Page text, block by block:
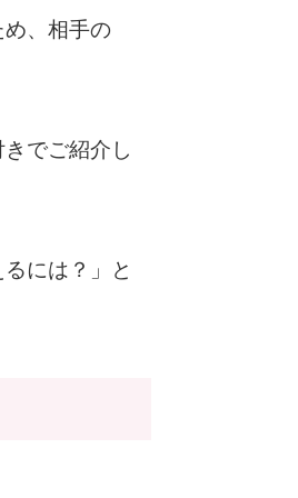
、相手の
でご紹介し
には？」と